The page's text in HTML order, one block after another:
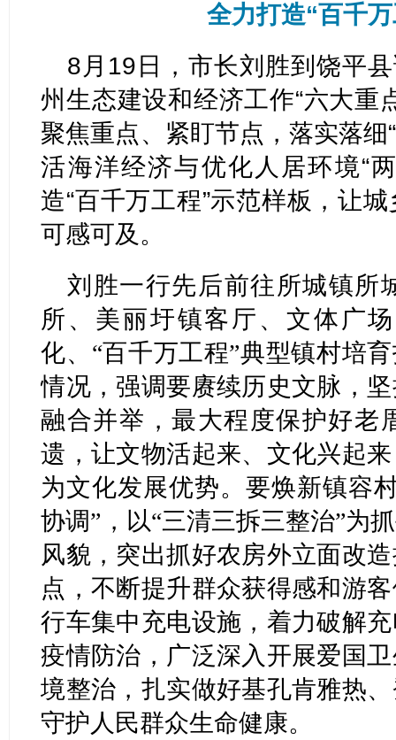
全力打造“百千
8月19日，市长刘胜到饶平
州生态建设和经济工作“六大重
聚焦重点、紧盯节点，落实落细
活海洋经济与优化人居环境“
造“百千万工程”示范样板，让
可感可及。
刘胜一行先后前往所城镇所
所、美丽圩镇客厅、文体广
化、“百千万工程”典型镇村培
情况，强调要赓续历史文脉，
融合并举，最大程度保护好老
遗，让文物活起来、文化兴起
为文化发展优势。要焕新镇容
协调”，以“三清三拆三整治”为
风貌，突出抓好农房外立面改
点，不断提升群众获得感和游
行车集中充电设施，着力破解
疫情防治，广泛深入开展爱国
境整治，扎实做好基孔肯雅热
守护人民群众生命健康。